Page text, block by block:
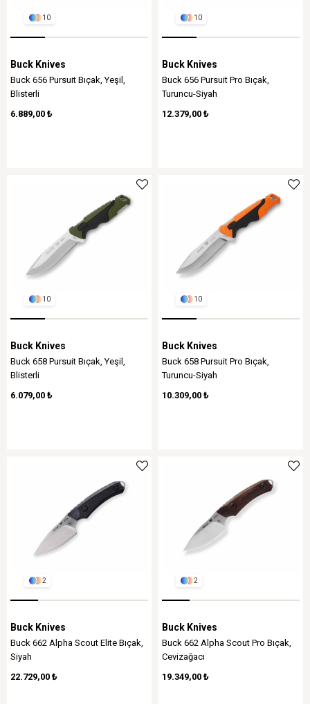
10
Buck Knives
Buck 656 Pursuit Bıçak, Yeşil,
Blisterli
6.889,00 ₺
10
Buck Knives
Buck 656 Pursuit Pro Bıçak,
Turuncu-Siyah
12.379,00 ₺
10
Buck Knives
Buck 658 Pursuit Bıçak, Yeşil,
Blisterli
6.079,00 ₺
10
Buck Knives
Buck 658 Pursuit Pro Bıçak,
Turuncu-Siyah
10.309,00 ₺
2
Buck Knives
Buck 662 Alpha Scout Elite Bıçak,
Siyah
22.729,00 ₺
2
Buck Knives
Buck 662 Alpha Scout Pro Bıçak,
Cevizağacı
19.349,00 ₺